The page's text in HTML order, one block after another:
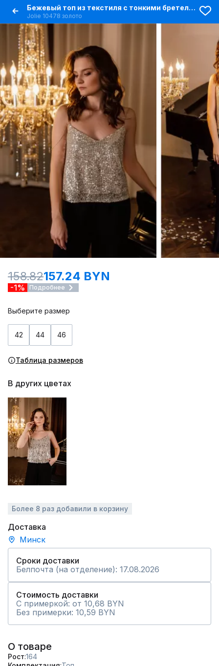
Бежевый топ из текстиля с тонкими бретелями, нарядный стиль
Jolie 10478 золото
158.82157.24 BYN
-1% Подробнее
Выберите размер
42 44 46
Таблица размеров
В других цветах
Более 8 раз добавили в корзину
Доставка
Минск
Сроки доставки
Белпочта (на отделение): 17.08.2026
Стоимость доставки
С примеркой: от 10,68 BYN
Без примерки: 10,59 BYN
О товаре
Рост 164